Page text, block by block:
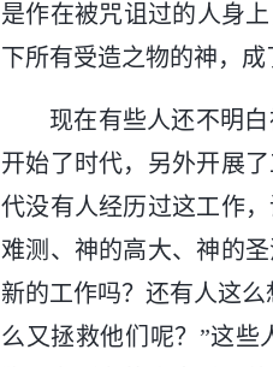
是作在被咒诅过的人身
下所有受造之物的神，成
现在有些人还不明
开始了时代，另外开展
代没有人经历过这工作
难测、神的高大、神的
新的工作吗？还有人这
么又拯救他们呢？”这些